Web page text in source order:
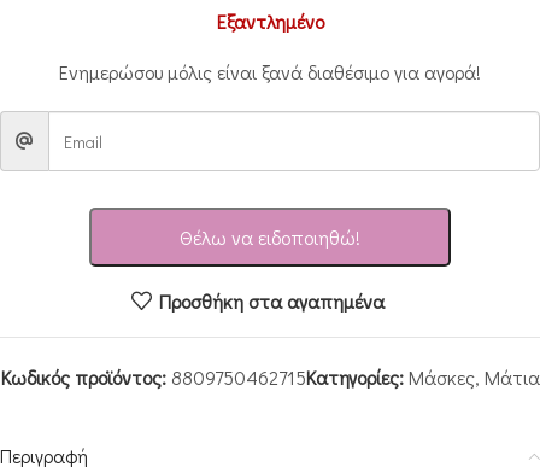
Εξαντλημένο
Ενημερώσου μόλις είναι ξανά διαθέσιμο για αγορά!
Θέλω να ειδοποιηθώ!
Προσθήκη στα αγαπημένα
Κωδικός προϊόντος: 8809750462715Κατηγορίες: Μάσκες, Μάτια
Περιγραφή